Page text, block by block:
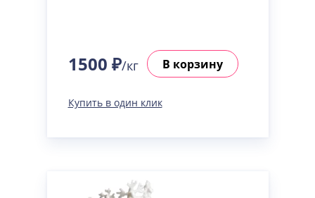
1500 ₽/кг В корзину
Купить в один клик